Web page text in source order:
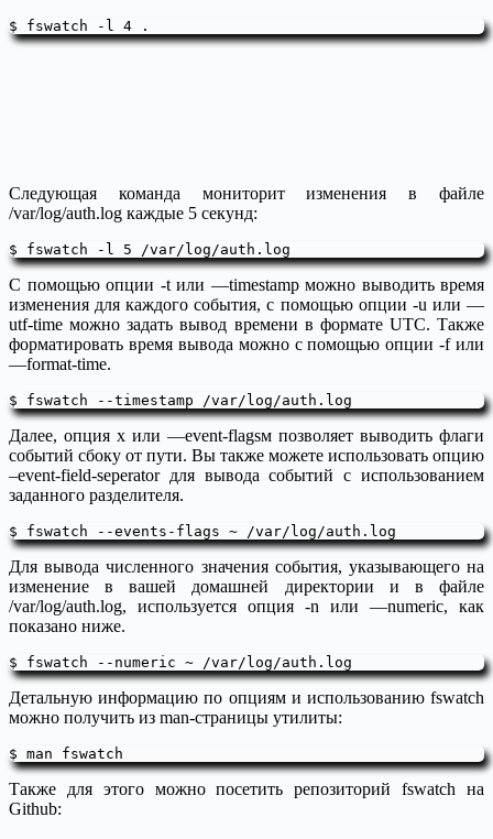
Следующая команда мониторит изменения в файле
/var/log/auth.log каждые 5 секунд:
С помощью опции -t или —timestamp можно выводить время
изменения для каждого события, с помощью опции -u или —
utf-time можно задать вывод времени в формате UTC. Также
форматировать время вывода можно с помощью опции -f или
—format-time.
Далее, опция x или —event-flagsм позволяет выводить флаги
событий сбоку от пути. Вы также можете использовать опцию
–event-field-seperator для вывода событий с использованием
заданного разделителя.
Для вывода численного значения события, указывающего на
изменение в вашей домашней директории и в файле
/var/log/auth.log, используется опция -n или —numeric, как
показано ниже.
Детальную информацию по опциям и использованию fswatch
можно получить из man-страницы утилиты:
Также для этого можно посетить репозиторий fswatch на
Github: